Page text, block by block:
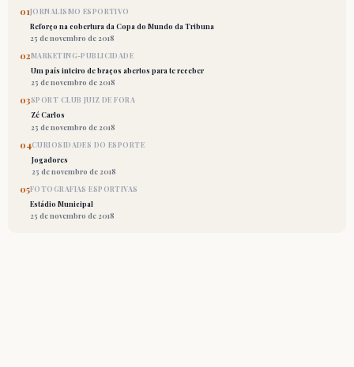
01JORNALISMO ESPORTIVO
Reforço na cobertura da Copa do Mundo da Tribuna
25 de novembro de 2018
02MARKETING-PUBLICIDADE
Um país inteiro de braços abertos para te receber
25 de novembro de 2018
03SPORT CLUB JUIZ DE FORA
Zé Carlos
25 de novembro de 2018
04CURIOSIDADES DO ESPORTE
Jogadores
25 de novembro de 2018
05FOTOGRAFIAS ESPORTIVAS
Estádio Municipal
25 de novembro de 2018